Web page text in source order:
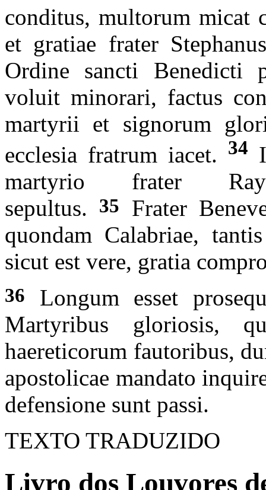
conditus, multorum micat
et gratiae frater
Ordine sancti Benedicti
voluit minorari, factus
martyrii et signorum
ecclesia fratrum iacet. 34
martyrio frater
sepultus.
35
Frater
quondam Calabriae,
sicut est vere, gratia
36
Longum esset
Martyribus gloriosis,
haereticorum fautoribus,
apostolicae mandato
defensione sunt passi.
TEXTO TRADUZIDO
Livro dos Louvores